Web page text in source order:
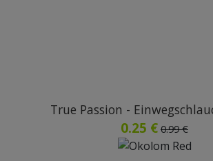
True Passion -
0.25 € 0.99 €